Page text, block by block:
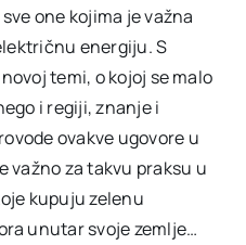
one kojima je važna
energiju. S
temi, o kojoj se malo
i regiji, znanje i
ovakve ugovore u
važno za takvu praksu u
kupuju zelenu
unutar svoje zemlje…